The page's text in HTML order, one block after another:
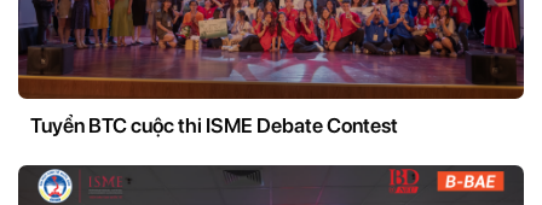
Tuyển BTC cuộc thi ISME Debate Contest